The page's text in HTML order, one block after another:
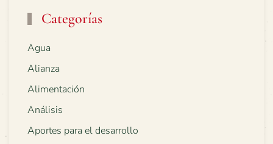
Categorías
Agua
Alianza
Alimentación
Análisis
Aportes para el desarrollo